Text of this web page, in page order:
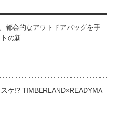
都会的なアウトドアバッグを手
トの新…
ケ!? TIMBERLAND×READYMA